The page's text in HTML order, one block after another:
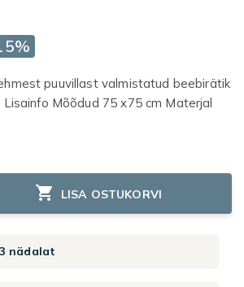
puuvillast valmistatud beebirätik
Mõõdud 75 x75 cm Materjal
 LISA OSTUKORVI
nädalat